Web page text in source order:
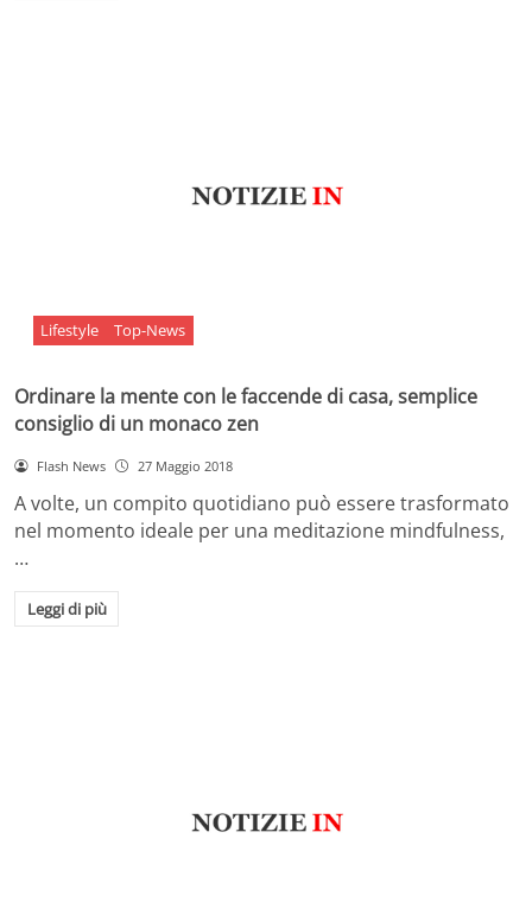
Lifestyle Top-News
Ordinare la mente con le faccende di casa, semplice
consiglio di un monaco zen
Flash News 27 Maggio 2018
A volte, un compito quotidiano può essere trasformato
nel momento ideale per una meditazione mindfulness,
…
Leggi di più